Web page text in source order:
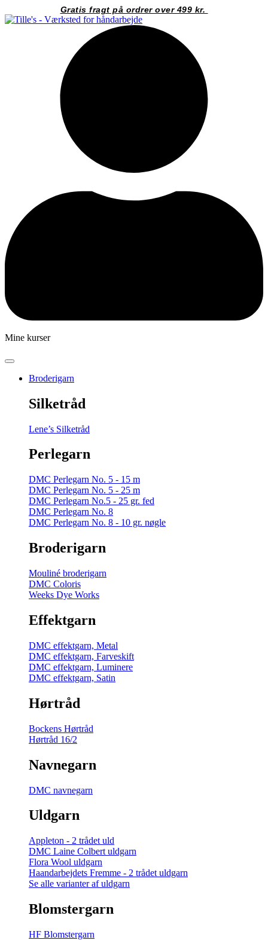
til
Gratis fragt på ordrer over 499 kr.
Mine kurser
Broderigarn
Silketråd
Lene’s Silketråd
Perlegarn
DMC Perlegarn No. 5 - 15 m
DMC Perlegarn No. 5 - 25 m
DMC Perlegarn No.5 - 25 gr. fed
DMC Perlegarn No. 8
DMC Perlegarn No. 8 - 10 gr. nøgle
Broderigarn
Mouliné broderigarn
DMC Coloris
Weeks Dye Works
Effektgarn
DMC effektgarn, Metal
DMC effektgarn, Farveskift
DMC effektgarn, Luminere
DMC effektgarn, Satin
Hørtråd
Bockens Hørtråd
Hørtråd 16/2
Navnegarn
DMC navnegarn
Uldgarn
Appleton - 2 trådet uld
DMC Laine Colbert uldgarn
Flora Wool uldgarn
Haandarbejdets Fremme - 2 trådet uldgarn
Se alle varianter af uldgarn
Blomstergarn
HF Blomstergarn